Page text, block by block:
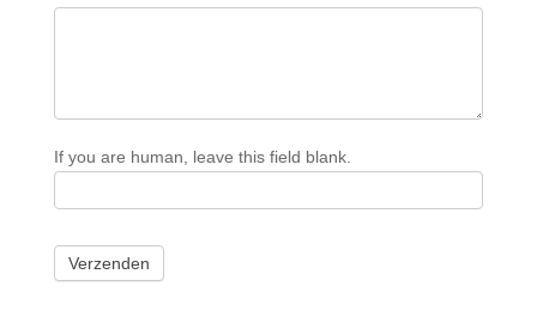
If you are human, leave this field blank.
Verzenden